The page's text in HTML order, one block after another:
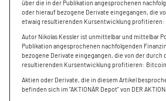
über die in der Publikation angesprochenen
oder hierauf bezogene Derivate eingegangen, die
etwaig resultierenden Kursentwicklung
Autor Nikolas Kessler ist unmittelbar und mittelbar
Publikation angesprochenen nachfolgenden
bezogene Derivate eingegangen, die von der durch
resultierenden Kursentwicklung profitieren:
Aktien oder Derivate, die in diesem Artikel
befinden sich im "AKTIONÄR Depot" von DER